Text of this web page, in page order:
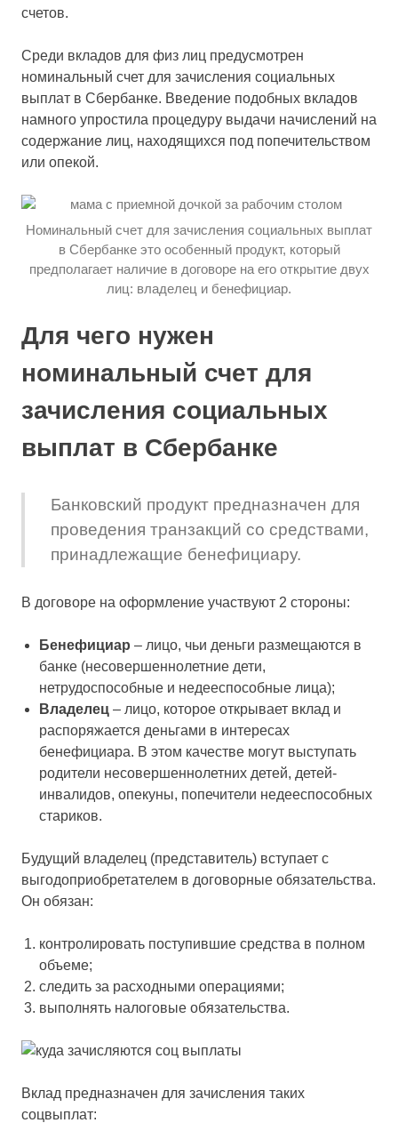
счетов.
Среди вкладов для физ лиц предусмотрен
номинальный счет для зачисления социальных
выплат в Сбербанке. Введение подобных вкладов
намного упростила процедуру выдачи начислений на
содержание лиц, находящихся под попечительством
или опекой.
Номинальный счет для зачисления социальных выплат
в Сбербанке это особенный продукт, который
предполагает наличие в договоре на его открытие двух
лиц: владелец и бенефициар.
Для чего нужен
номинальный счет для
зачисления социальных
выплат в Сбербанке
Банковский продукт предназначен для
проведения транзакций со средствами,
принадлежащие бенефициару.
В договоре на оформление участвуют 2 стороны:
Бенефициар – лицо, чьи деньги размещаются в
банке (несовершеннолетние дети,
нетрудоспособные и недееспособные лица);
Владелец – лицо, которое открывает вклад и
распоряжается деньгами в интересах
бенефициара. В этом качестве могут выступать
родители несовершеннолетних детей, детей-
инвалидов, опекуны, попечители недееспособных
стариков.
Будущий владелец (представитель) вступает с
выгодоприобретателем в договорные обязательства.
Он обязан:
контролировать поступившие средства в полном
объеме;
следить за расходными операциями;
выполнять налоговые обязательства.
Вклад предназначен для зачисления таких
соцвыплат: